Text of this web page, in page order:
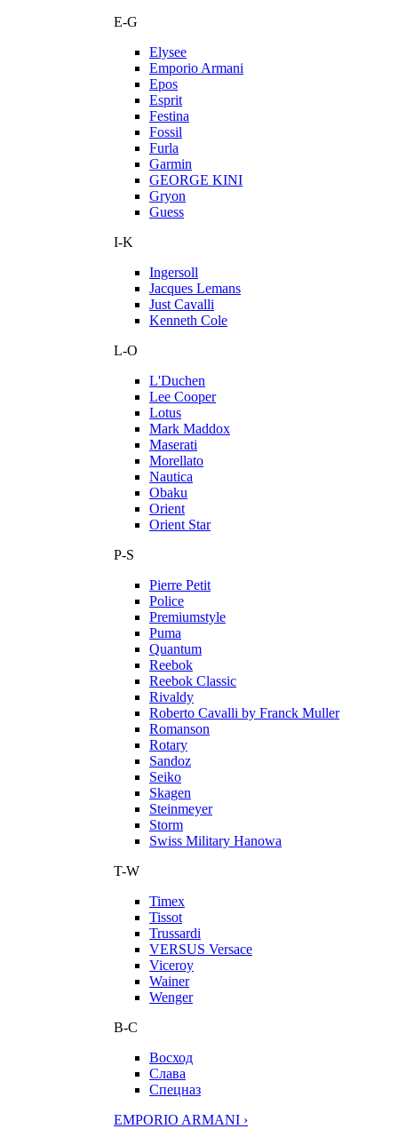
E-G
Elysee
Emporio Armani
Epos
Esprit
Festina
Fossil
Furla
Garmin
GEORGE KINI
Gryon
Guess
I-K
Ingersoll
Jacques Lemans
Just Cavalli
Kenneth Cole
L-O
L'Duchen
Lee Cooper
Lotus
Mark Maddox
Maserati
Morellato
Nautica
Obaku
Orient
Orient Star
P-S
Pierre Petit
Police
Premiumstyle
Puma
Quantum
Reebok
Reebok Classic
Rivaldy
Roberto Cavalli by Franck Muller
Romanson
Rotary
Sandoz
Seiko
Skagen
Steinmeyer
Storm
Swiss Military Hanowa
T-W
Timex
Tissot
Trussardi
VERSUS Versace
Viceroy
Wainer
Wenger
В-С
Восход
Слава
Спецназ
EMPORIO ARMANI ›